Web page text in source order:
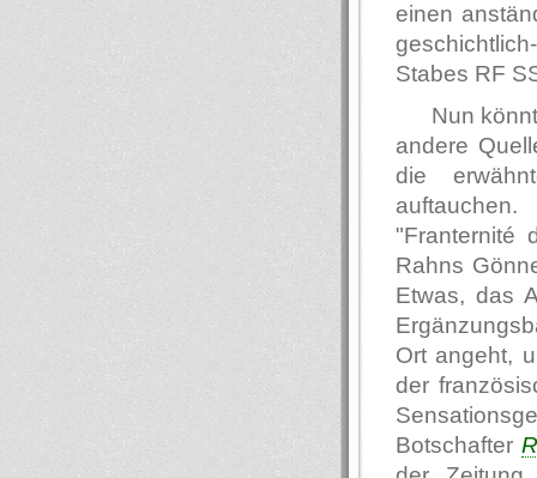
einen
Stabes RF
Nun
andere
die
"Franternité
Rahns
Etwas, das
Ort angeht,
der
Botschafter